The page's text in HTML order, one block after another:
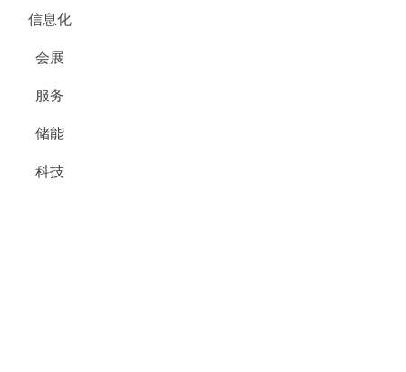
信息化
会展
服务
储能
科技